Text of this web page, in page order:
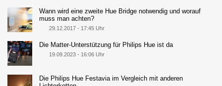
Wann wird eine zweite Hue Bridge notwendig und worauf
muss man achten?
29.12.2017 - 17:45 Uhr
Die Matter-Unterstützung für Philips Hue ist da
19.09.2023 - 16:06 Uhr
Die Philips Hue Festavia im Vergleich mit anderen